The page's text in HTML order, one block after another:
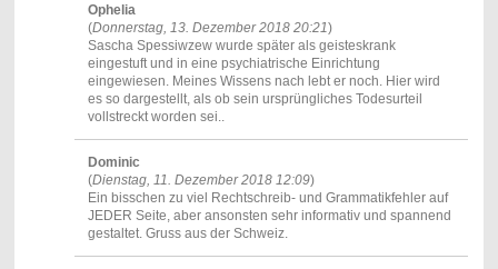
Ophelia
(Donnerstag, 13. Dezember 2018 20:21)
Sascha Spessiwzew wurde später als geisteskrank
eingestuft und in eine psychiatrische Einrichtung
eingewiesen. Meines Wissens nach lebt er noch. Hier wird
es so dargestellt, als ob sein ursprüngliches Todesurteil
vollstreckt worden sei..
Dominic
(Dienstag, 11. Dezember 2018 12:09)
Ein bisschen zu viel Rechtschreib- und Grammatikfehler auf
JEDER Seite, aber ansonsten sehr informativ und spannend
gestaltet. Gruss aus der Schweiz.